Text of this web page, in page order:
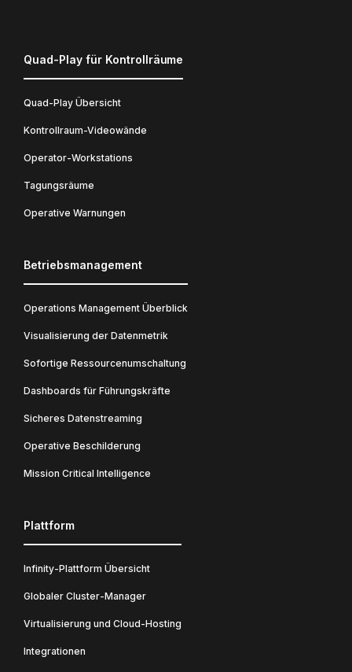
Quad-Play für Kontrollräume
Quad-Play Übersicht
Kontrollraum-Videowände
Operator-Workstations
Tagungsräume
Operative Warnungen
Betriebsmanagement
Operations Management Überblick
Visualisierung der Datenmetrik
Sofortige Ressourcenumschaltung
Dashboards für Führungskräfte
Sicheres Datenstreaming
Operative Beschilderung
Mission Critical Intelligence
Plattform
Infinity-Plattform Übersicht
Globaler Cluster-Manager
Virtualisierung und Cloud-Hosting
Integrationen